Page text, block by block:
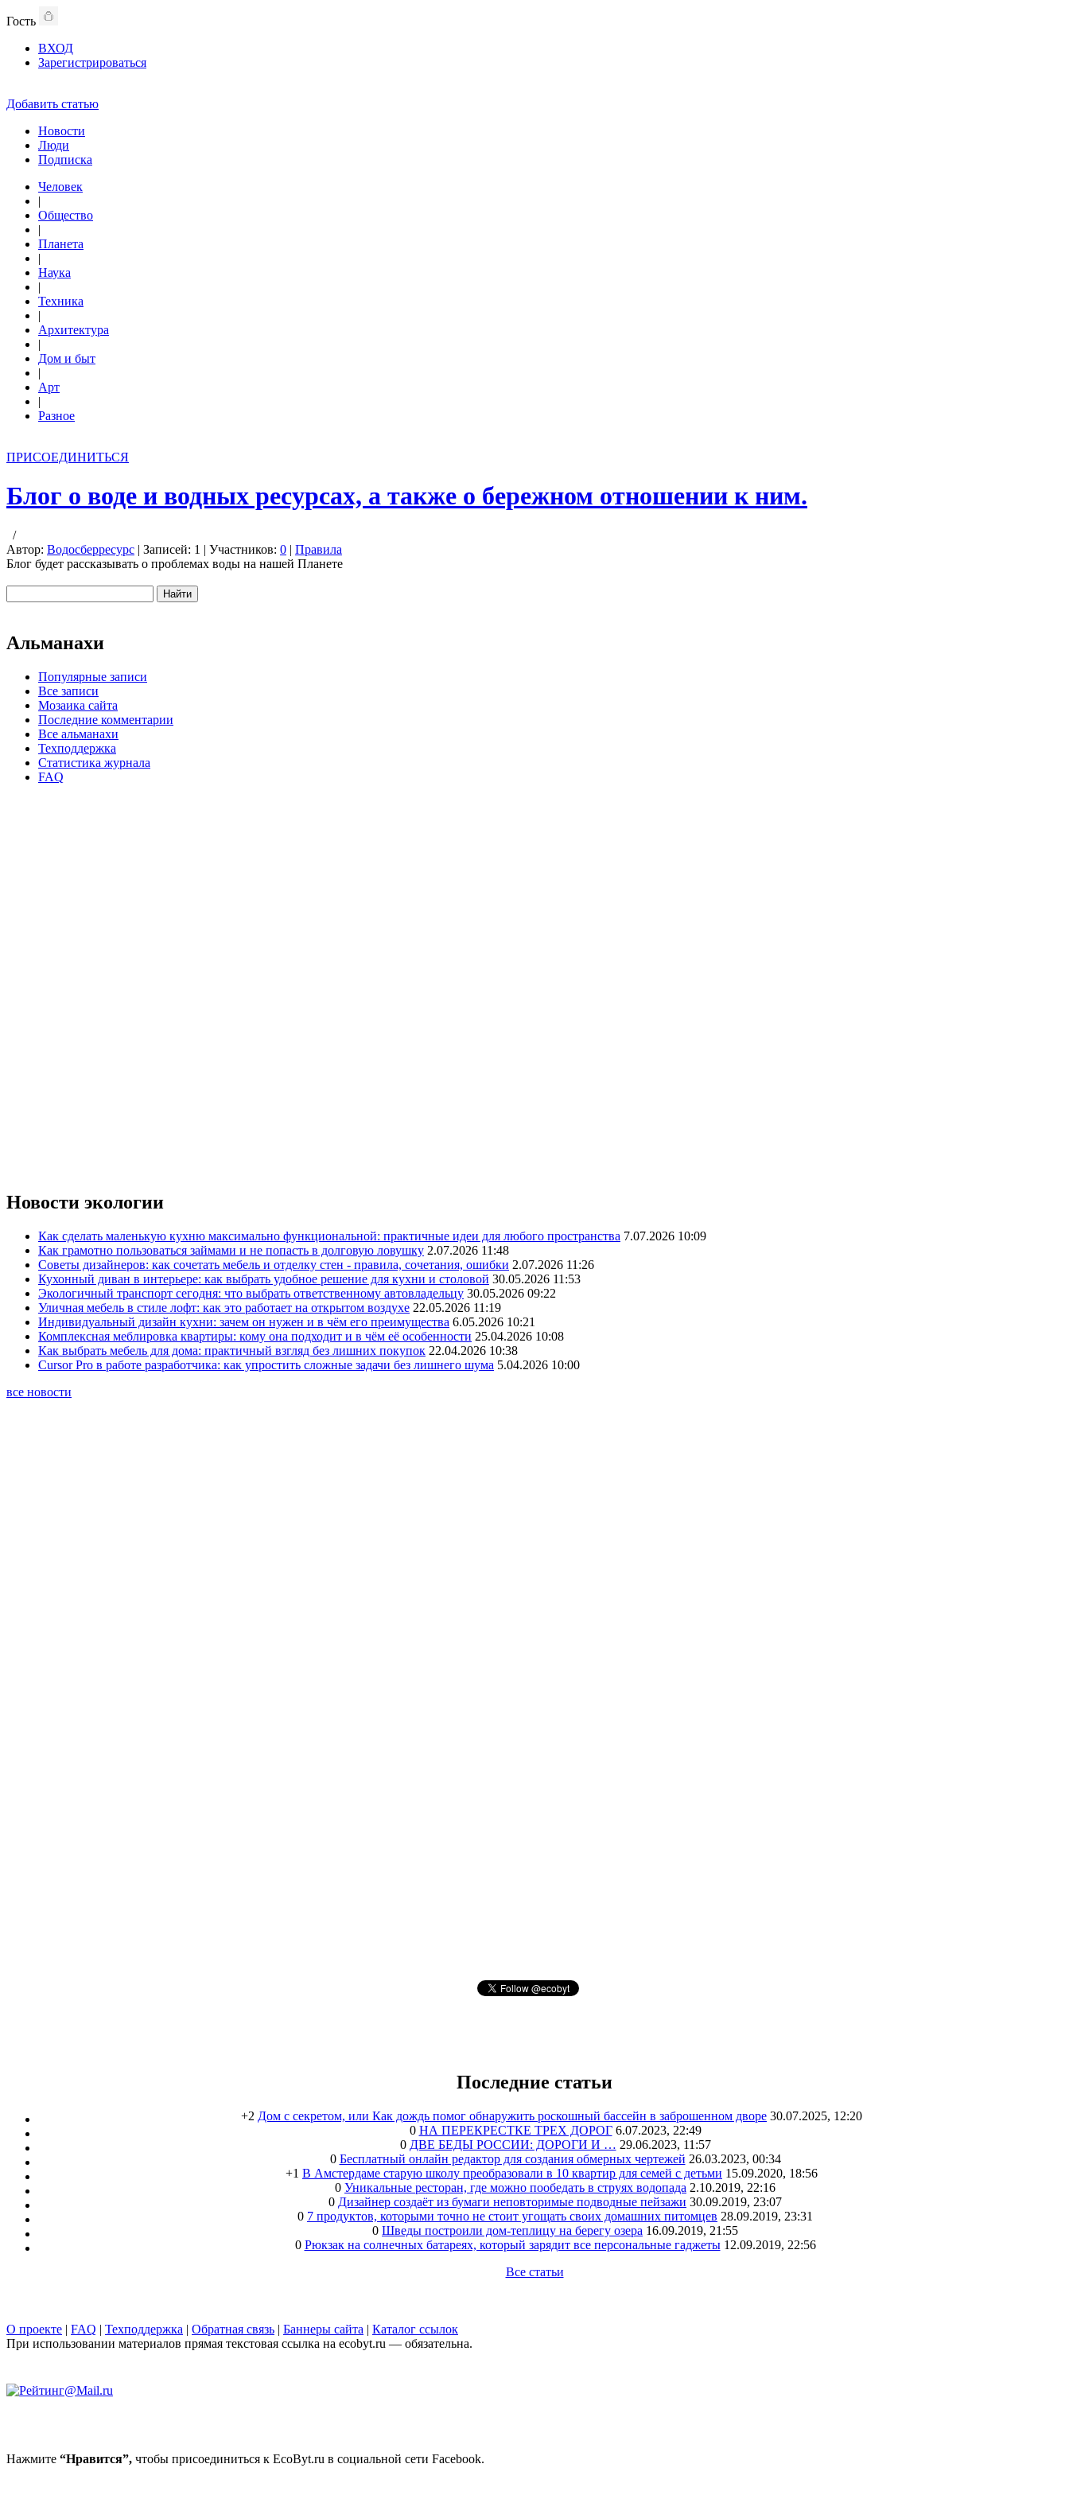
Гость
ВХОД
Зарегистрироваться
Добавить статью
Новости
Люди
Подписка
Человек
|
Общество
|
Планета
|
Наука
|
Техника
|
Архитектура
|
Дом и быт
|
Арт
|
Разное
ПРИСОЕДИНИТЬСЯ
Блог о воде и водных ресурсах, а также о бережном отношении к ним.
/
Автор: Водосберресурс | Записей: 1 | Участников: 0 | Правила
Блог будет рассказывать о проблемах воды на нашей Планете
Альманахи
Популярные записи
Все записи
Мозаика сайта
Последние комментарии
Все альманахи
Техподдержка
Статистика журнала
FAQ
Новости экологии
Как сделать маленькую кухню максимально функциональной: практичные идеи для любого пространства 7.07.2026 10:09
Как грамотно пользоваться займами и не попасть в долговую ловушку 2.07.2026 11:48
Советы дизайнеров: как сочетать мебель и отделку стен - правила, сочетания, ошибки 2.07.2026 11:26
Кухонный диван в интерьере: как выбрать удобное решение для кухни и столовой 30.05.2026 11:53
Экологичный транспорт сегодня: что выбрать ответственному автовладельцу 30.05.2026 09:22
Уличная мебель в стиле лофт: как это работает на открытом воздухе 22.05.2026 11:19
Индивидуальный дизайн кухни: зачем он нужен и в чём его преимущества 6.05.2026 10:21
Комплексная меблировка квартиры: кому она подходит и в чём её особенности 25.04.2026 10:08
Как выбрать мебель для дома: практичный взгляд без лишних покупок 22.04.2026 10:38
Cursor Pro в работе разработчика: как упростить сложные задачи без лишнего шума 5.04.2026 10:00
все новости
Последние статьи
+2 Дом с секретом, или Как дождь помог обнаружить роскошный бассейн в заброшенном дворе 30.07.2025, 12:20
0 НА ПЕРЕКРЕСТКЕ ТРЕХ ДОРОГ 6.07.2023, 22:49
0 ДВЕ БЕДЫ РОССИИ: ДОРОГИ И … 29.06.2023, 11:57
0 Бесплатный онлайн редактор для создания обмерных чертежей 26.03.2023, 00:34
+1 В Амстердаме старую школу преобразовали в 10 квартир для семей с детьми 15.09.2020, 18:56
0 Уникальные ресторан, где можно пообедать в струях водопада 2.10.2019, 22:16
0 Дизайнер создаёт из бумаги неповторимые подводные пейзажи 30.09.2019, 23:07
0 7 продуктов, которыми точно не стоит угощать своих домашних питомцев 28.09.2019, 23:31
0 Шведы построили дом-теплицу на берегу озера 16.09.2019, 21:55
0 Рюкзак на солнечных батареях, который зарядит все персональные гаджеты 12.09.2019, 22:56
Все статьи
О проекте | FAQ | Техподдержка | Обратная связь | Баннеры сайта | Каталог ссылок
При использовании материалов прямая текстовая ссылка на ecobyt.ru — обязательна.
Нажмите “Нравится”, чтобы присоединиться к EcoByt.ru в социальной сети Facebook.